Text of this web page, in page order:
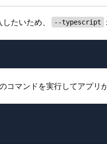
たいため、 --typescript
コマンドを実行してアプリ